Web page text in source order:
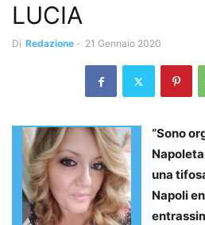
LUCIA
Di Redazione - 21 Gennaio 2020
“Sono
una
Napoli